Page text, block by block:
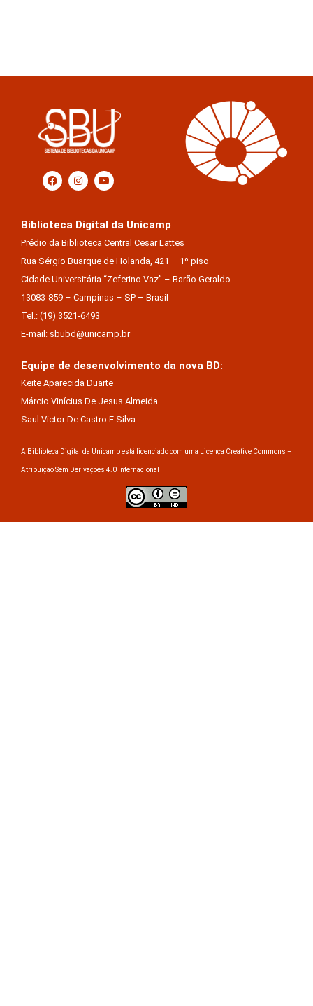
Biblioteca Digital da Unicamp
Prédio da Biblioteca Central Cesar Lattes
Rua Sérgio Buarque de Holanda, 421 – 1º piso
Cidade Universitária “Zeferino Vaz” – Barão Geraldo
13083-859 – Campinas – SP – Brasil
Tel.: (19) 3521-6493
E-mail: sbubd@unicamp.br
Equipe de desenvolvimento da nova BD:
Keite Aparecida Duarte
Márcio Vinícius De Jesus Almeida
Saul Victor De Castro E Silva
A Biblioteca Digital da Unicamp está licenciado com uma Licença Creative Commons –
Atribuição Sem Derivações 4.0 Internacional